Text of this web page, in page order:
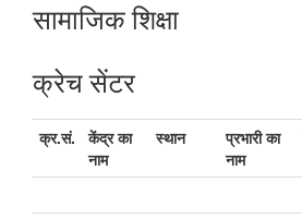
सामाजिक शिक्षा
क्रेच सेंटर
क्र.सं.
केंद्र का
नाम
स्थान
प्रभारी का
नाम